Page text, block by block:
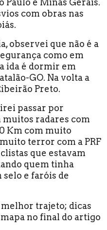
Paulo e Minas Gerais.
com obras nas
observei que não é a
como em
ida é dormir em
GO. Na volta a
Preto.
passar por
muitos radares com
Km com muito
terror com a PRF
que estavam
quem tinha
e faróis de
trajeto; dicas
no final do artigo